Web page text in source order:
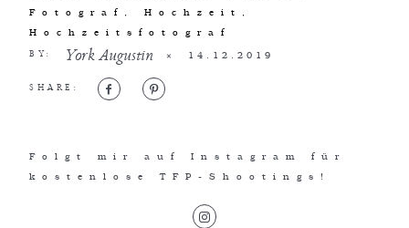
Fotograf , Hochzeit ,
Hochzeitsfotograf
BY: York Augustin × 14.12.2019
SHARE:
Folgt mir auf Instagram für
kostenlose TFP-Shootings!